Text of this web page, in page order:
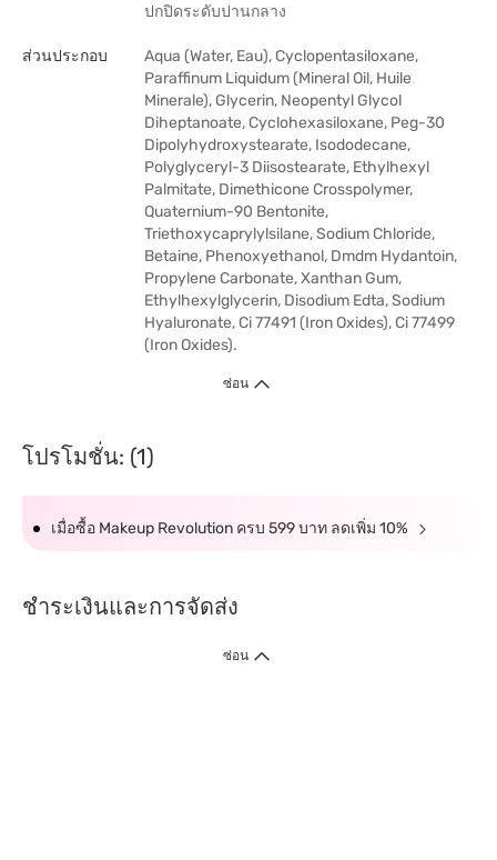
ปกปิดระดับปานกลาง
ส่วนประกอบ
Aqua (Water, Eau), Cyclopentasiloxane,
Paraffinum Liquidum (Mineral Oil, Huile
Minerale), Glycerin, Neopentyl Glycol
Diheptanoate, Cyclohexasiloxane, Peg-30
Dipolyhydroxystearate, Isododecane,
Polyglyceryl-3 Diisostearate, Ethylhexyl
Palmitate, Dimethicone Crosspolymer,
Quaternium-90 Bentonite,
Triethoxycaprylylsilane, Sodium Chloride,
Betaine, Phenoxyethanol, Dmdm Hydantoin,
Propylene Carbonate, Xanthan Gum,
Ethylhexylglycerin, Disodium Edta, Sodium
Hyaluronate, Ci 77491 (Iron Oxides), Ci 77499
(Iron Oxides).
ซ่อน
โปรโมชั่น: (1)
เมื่อซื้อ Makeup Revolution ครบ 599 บาท ลดเพิ่ม 10%
ชำระเงินและการจัดส่ง
ซ่อน